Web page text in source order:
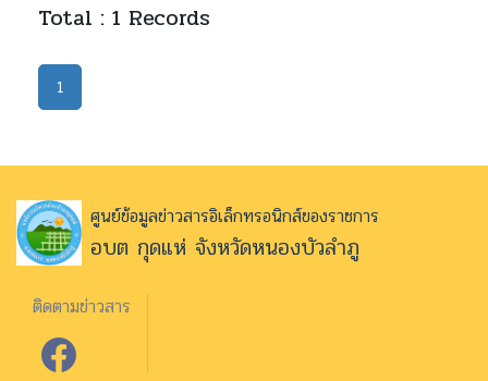
Total : 1 Records
1
ศูนย์ข้อมูลข่าวสารอิเล็กทรอนิกส์ของราชการ
อบต กุดแห่ จังหวัดหนองบัวลำภู
ติดตามข่าวสาร